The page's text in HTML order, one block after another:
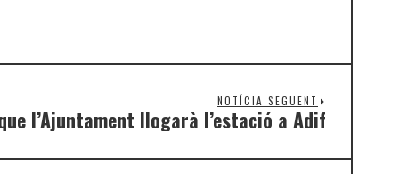
NOTÍCIA SEGÜENT
l’Ajuntament llogarà l’estació a Adif